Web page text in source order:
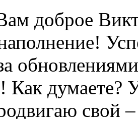
доброе
Как думаете?
свой